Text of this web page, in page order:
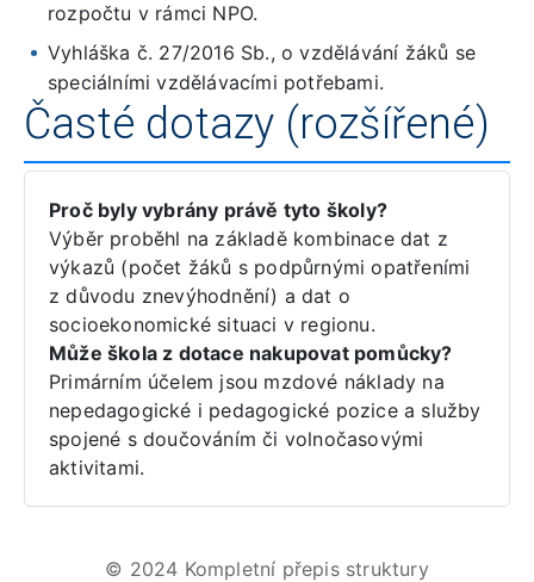
rozpočtu v rámci NPO.
Vyhláška č. 27/2016 Sb., o vzdělávání žáků se
speciálními vzdělávacími potřebami.
Časté dotazy (rozšířené)
Proč byly vybrány právě tyto školy?
Výběr proběhl na základě kombinace dat z
výkazů (počet žáků s podpůrnými opatřeními
z důvodu znevýhodnění) a dat o
socioekonomické situaci v regionu.
Může škola z dotace nakupovat pomůcky?
Primárním účelem jsou mzdové náklady na
nepedagogické i pedagogické pozice a služby
spojené s doučováním či volnočasovými
aktivitami.
© 2024 Kompletní přepis struktury